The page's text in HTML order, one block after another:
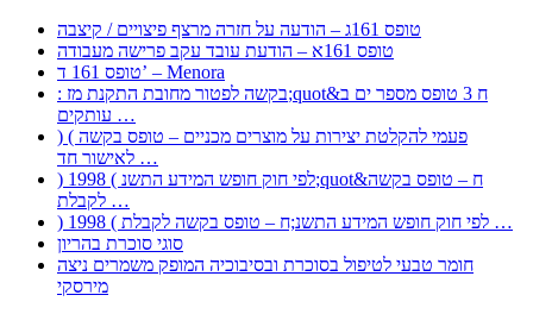
טופס 161ג – הודעה על חזרה מרצף פיצויים / קיצבה
טופס 161א – הודעת עובד עקב פרישה מעבודה
טופס 161 ד’ – Menora
: בקשה לפטור מחובת התקנת מז;quot&ח 3 טופס מספר ים ב
עותקים …
) ( פעמי להקלטת יצירות על מוצרים מכניים – טופס בקשה
לאישור חד …
) 1998 ( לפי חוק חופש המידע התשנ;quot&ח – טופס בקשה
לקבלת …
) 1998 ( לפי חוק חופש המידע התשנ;ח – טופס בקשה לקבלת …
סוגי סוכרת בהריון
חומר טבעי לטיפול בסוכרת ובסיבוכיה המופק משמרים ניצה
מירסקי